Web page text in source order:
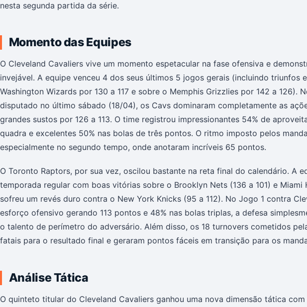
nesta segunda partida da série.
Momento das Equipes
O Cleveland Cavaliers vive um momento espetacular na fase ofensiva e
invejável. A equipe venceu 4 dos seus últimos 5 jogos gerais (incluindo triunfos
Washington Wizards por 130 a 117 e sobre o Memphis Grizzlies por 142 a 126).
disputado no último sábado (18/04), os Cavs dominaram completamente as
grandes sustos por 126 a 113. O time registrou impressionantes 54% de
quadra e excelentes 50% nas bolas de três pontos. O ritmo imposto pelos
especialmente no segundo tempo, onde anotaram incríveis 65 pontos.
O Toronto Raptors, por sua vez, oscilou bastante na reta final do calendário. A
temporada regular com boas vitórias sobre o Brooklyn Nets (136 a 101) e Miami
sofreu um revés duro contra o New York Knicks (95 a 112). No Jogo 1 contra
esforço ofensivo gerando 113 pontos e 48% nas bolas triplas, a defesa
o talento de perímetro do adversário. Além disso, os 18 turnovers cometidos
fatais para o resultado final e geraram pontos fáceis em transição para os
Análise Tática
O quinteto titular do Cleveland Cavaliers ganhou uma nova dimensão tática